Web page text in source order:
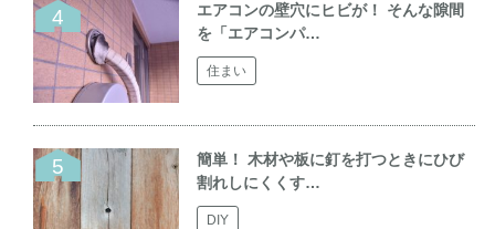
エアコンの壁穴にヒビが！ そんな隙間
を「エアコンパ…
住まい
簡単！ 木材や板に釘を打つときにひび
割れしにくくす…
DIY